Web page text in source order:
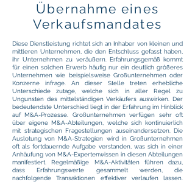
Übernahme eines
Verkaufsmandates
Diese Dienstleistung richtet sich an Inhaber von kleinen und
mittleren Unternehmen, die den Entschluss gefasst haben,
ihr Unternehmen zu veräußern. Erfahrungsgemäß kommt
für einen solchen Erwerb häufig nur ein deutlich größeres
Unternehmen wie beispielsweise Großunternehmen oder
Konzerne infrage. An dieser Stelle treten erhebliche
Unterschiede zutage, welche sich in aller Regel zu
Ungunsten des mittelständigen Verkäufers auswirken. Der
bedeutendste Unterschied liegt in der Erfahrung im Hinblick
auf M&A-Prozesse. Großunternehmen verfügen sehr oft
über eigene M&A-Abteilungen, welche sich kontinuierlich
mit strategischen Fragestellungen auseinandersetzen. Die
Auslotung von M&A-Strategien wird in Großunternehmen
oft als fortdauernde Aufgabe verstanden, was sich in einer
Anhäufung von M&A-Expertenwissen in diesen Abteilungen
manifestiert. Regelmäßige M&A-Aktivitäten führen dazu,
dass Erfahrungswerte gesammelt werden, die
nachfolgende Transaktionen effektiver verlaufen lassen.